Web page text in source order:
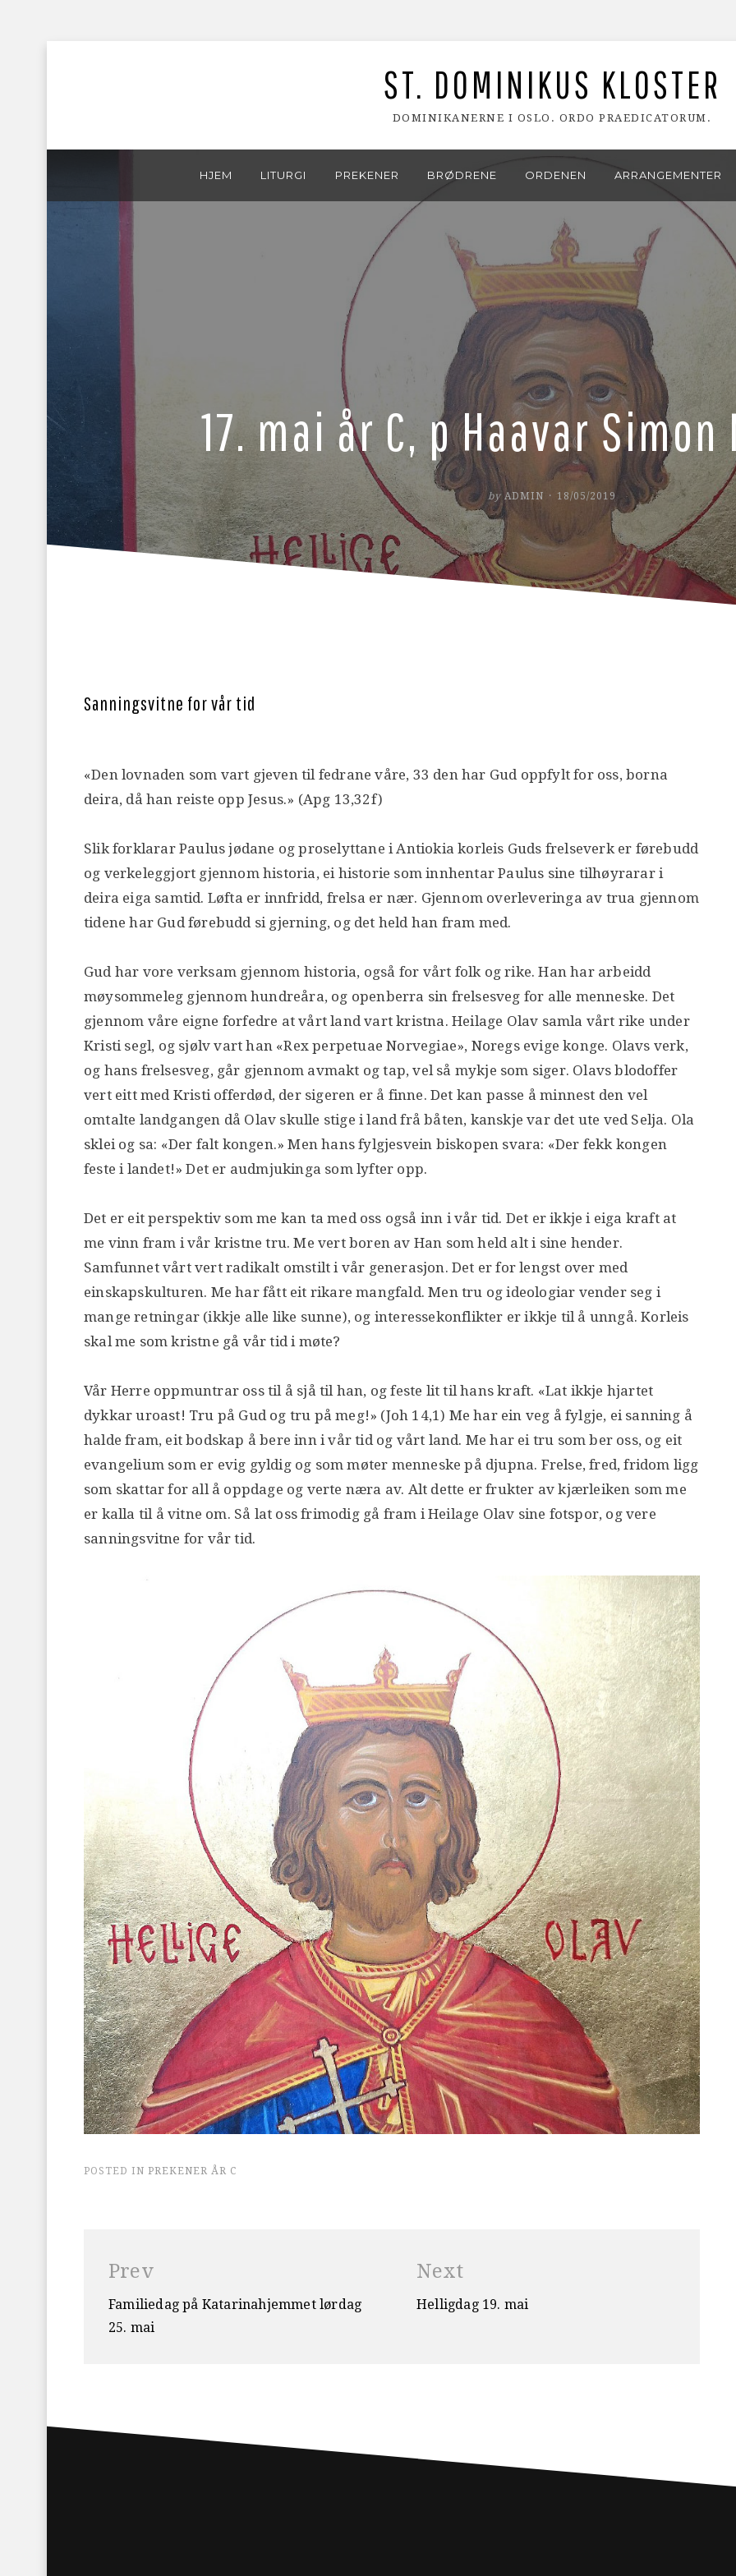
ST. DOMINIKUS KLOSTER
DOMINIKANERNE I OSLO. ORDO PRAEDICATORUM.
content
HJEM LITURGI PREKENER BRØDRENE ORDENEN ARRANGEMENTER
17. mai år C, p Haavar Simon
by ADMIN
POSTED
18/05/2019
Sanningsvitne for vår tid
«Den lovnaden som vart gjeven til fedrane våre, 33 den har Gud oppfylt for oss, borna
deira, då han reiste opp Jesus.» (Apg 13,32f)
Slik forklarar Paulus jødane og proselyttane i Antiokia korleis Guds frelseverk er førebudd
og verkeleggjort gjennom historia, ei historie som innhentar Paulus sine tilhøyrarar i
deira eiga samtid. Løfta er innfridd, frelsa er nær. Gjennom overleveringa av trua gjennom
tidene har Gud førebudd si gjerning, og det held han fram med.
Gud har vore verksam gjennom historia, også for vårt folk og rike. Han har arbeidd
møysommeleg gjennom hundreåra, og openberra sin frelsesveg for alle menneske. Det
gjennom våre eigne forfedre at vårt land vart kristna. Heilage Olav samla vårt rike under
Kristi segl, og sjølv vart han «Rex perpetuae Norvegiae», Noregs evige konge. Olavs verk,
og hans frelsesveg, går gjennom avmakt og tap, vel så mykje som siger. Olavs blodoffer
vert eitt med Kristi offerdød, der sigeren er å finne. Det kan passe å minnest den vel
omtalte landgangen då Olav skulle stige i land frå båten, kanskje var det ute ved Selja. Ola
sklei og sa: «Der falt kongen.» Men hans fylgjesvein biskopen svara: «Der fekk kongen
feste i landet!» Det er audmjukinga som lyfter opp.
Det er eit perspektiv som me kan ta med oss også inn i vår tid. Det er ikkje i eiga kraft at
me vinn fram i vår kristne tru. Me vert boren av Han som held alt i sine hender.
Samfunnet vårt vert radikalt omstilt i vår generasjon. Det er for lengst over med
einskapskulturen. Me har fått eit rikare mangfald. Men tru og ideologiar vender seg i
mange retningar (ikkje alle like sunne), og interessekonflikter er ikkje til å unngå. Korleis
skal me som kristne gå vår tid i møte?
Vår Herre oppmuntrar oss til å sjå til han, og feste lit til hans kraft. «Lat ikkje hjartet
dykkar uroast! Tru på Gud og tru på meg!» (Joh 14,1) Me har ein veg å fylgje, ei sanning å
halde fram, eit bodskap å bere inn i vår tid og vårt land. Me har ei tru som ber oss, og eit
evangelium som er evig gyldig og som møter menneske på djupna. Frelse, fred, fridom ligg
som skattar for all å oppdage og verte næra av. Alt dette er frukter av kjærleiken som me
er kalla til å vitne om. Så lat oss frimodig gå fram i Heilage Olav sine fotspor, og vere
sanningsvitne for vår tid.
POSTED IN PREKENER ÅR C
Prev
Familiedag på Katarinahjemmet lørdag
25. mai
Next
Helligdag 19. mai